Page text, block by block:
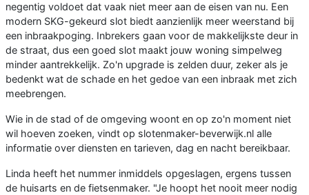
negentig voldoet dat vaak niet meer aan de eisen van nu. Een
modern SKG-gekeurd slot biedt aanzienlijk meer weerstand bij
een inbraakpoging. Inbrekers gaan voor de makkelijkste deur in
de straat, dus een goed slot maakt jouw woning simpelweg
minder aantrekkelijk. Zo'n upgrade is zelden duur, zeker als je
bedenkt wat de schade en het gedoe van een inbraak met zich
meebrengen.
Wie in de stad of de omgeving woont en op zo'n moment niet
wil hoeven zoeken, vindt op slotenmaker-beverwijk.nl alle
informatie over diensten en tarieven, dag en nacht bereikbaar.
Linda heeft het nummer inmiddels opgeslagen, ergens tussen
de huisarts en de fietsenmaker. "Je hoopt het nooit meer nodig